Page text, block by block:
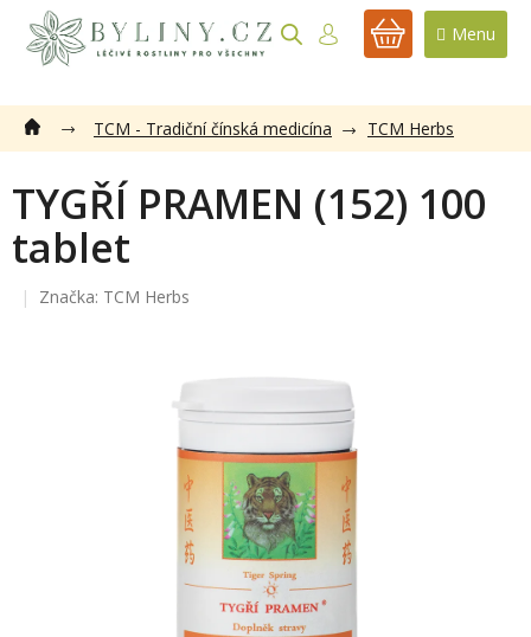
obsah
NÁKUPNÍ
TCM - Tradiční čínská medicína TCM Herbs
TYGŘÍ PRAMEN (152) 100
tablet
Značka: TCM Herbs